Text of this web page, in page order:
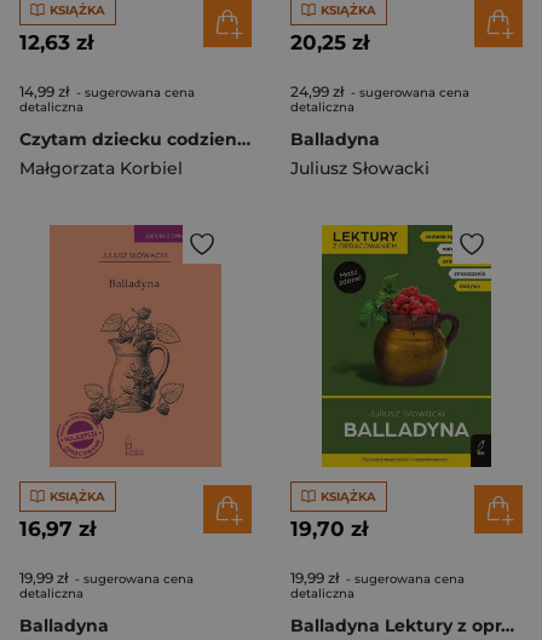
KSIĄŻKA
12,63 zł
14,99 zł - sugerowana cena
detaliczna
Czytam dziecku codziennie. Jak Karolcia została piratką
Małgorzata Korbiel
KSIĄŻKA
20,25 zł
24,99 zł - sugerowana cena
detaliczna
Balladyna
Juliusz Słowacki
KSIĄŻKA
16,97 zł
19,99 zł - sugerowana cena
detaliczna
Balladyna
KSIĄŻKA
19,70 zł
19,99 zł - sugerowana cena
detaliczna
Balladyna Lektury z opracowaniem